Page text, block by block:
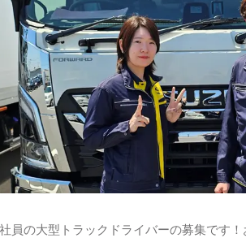
員の大型トラックドライバーの募集です